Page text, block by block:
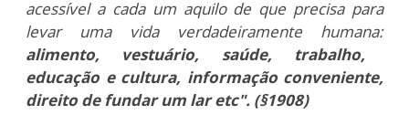
acessível a cada um aquilo de que precisa para
levar uma vida verdadeiramente humana:
alimento, vestuário, saúde, trabalho,
educação e cultura, informação conveniente,
direito de fundar um lar etc". (§1908)